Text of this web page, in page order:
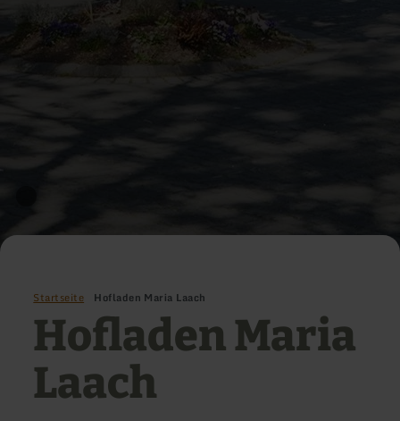
Startseite Hofladen Maria Laach
Hofladen Maria
Laach